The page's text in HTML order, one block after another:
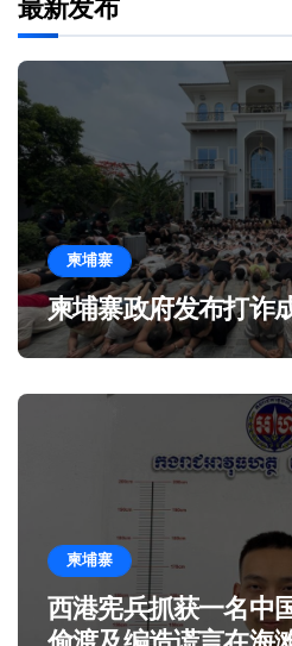
最新发布
柬埔寨
柬埔寨政府发布打诈
柬埔寨
西港宪兵抓获一名中